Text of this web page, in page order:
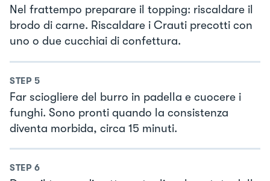
Nel frattempo preparare il topping: riscaldare il
brodo di carne. Riscaldare i Crauti precotti con
uno o due cucchiai di confettura.
STEP 5
Far sciogliere del burro in padella e cuocere i
funghi. Sono pronti quando la consistenza
diventa morbida, circa 15 minuti.
STEP 6